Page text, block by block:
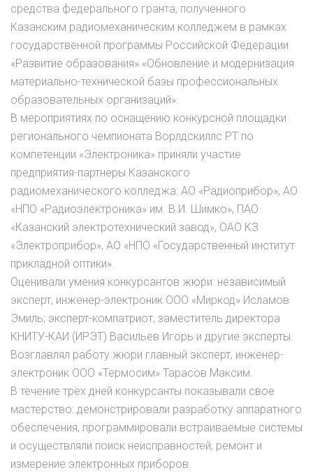
средства федерального гранта, полученного
Казанским радиомеханическим колледжем в рамках
государственной программы Российской Федерации
«Развитие образования» «Обновление и модернизация
материально-технической базы профессиональных
образовательных организаций».
В мероприятиях по оснащению конкурсной площадки
регионального чемпионата Ворлдскиллс РТ по
компетенции «Электроника» приняли участие
предприятия-партнеры Казанского
радиомеханического колледжа: АО «Радиоприбор», АО
«НПО «Радиоэлектроника» им. В.И. Шимко», ПАО
«Казанский электротехнический завод», ОАО КЗ
«Электроприбор», АО «НПО «Государственный институт
прикладной оптики».
Оценивали умения конкурсантов жюри: независимый
эксперт, инженер-электроник ООО «Миркод» Исламов
Эмиль; эксперт-компатриот, заместитель директора
КНИТУ-КАИ (ИРЭТ) Васильев Игорь и другие эксперты.
Возглавлял работу жюри главный эксперт, инженер-
электроник ООО «Термосим» Тарасов Максим.
В течение трёх дней конкурсанты показывали свое
мастерство: демонстрировали разработку аппаратного
обеспечения, программировали встраиваемые системы
и осуществляли поиск неисправностей, ремонт и
измерение электронных приборов.